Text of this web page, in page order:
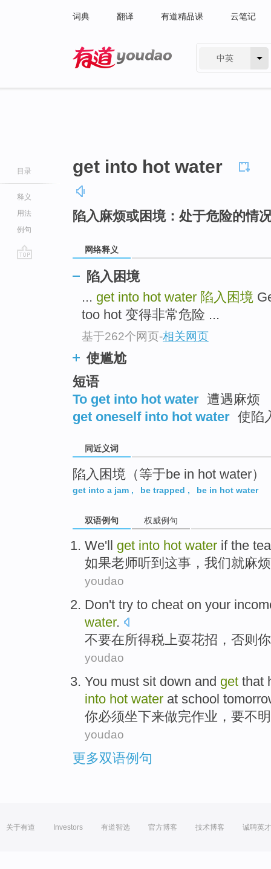
词典 翻译 有道精品课 云笔记
中英
目录
释义
用法
例句
get into hot water
陷入麻烦或困境：处于危险的情
网络释义
陷入困境
... get into hot water 陷入困境
too hot 变得非常危险 ...
基于262个网页-相关网页
使尴尬
短语
To get into hot water 遭遇麻烦
get oneself into hot water 使陷
同近义词
陷入困境（等于be in hot water）
get into a jam , be trapped , be in hot water
双语例句 权威例句
We'll get into hot water if the
如果老师听到 这事 ， 我们就麻烦
youdao
Don't try to cheat on your
water.
不要在所得税上耍花招 ， 否则 你
youdao
You must sit down and get that
into hot water at school
你必须坐下来做完作业， 要不
youdao
更多双语例句
关于有道 Investors 有道智选 官方博客 技术博客 诚聘英才